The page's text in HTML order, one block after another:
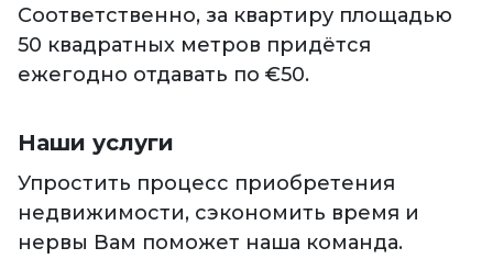
Соответственно, за квартиру площадью
50 квадратных метров придётся
ежегодно отдавать по €50.
Наши услуги
Упростить процесс приобретения
недвижимости, сэкономить время и
нервы Вам поможет наша команда.